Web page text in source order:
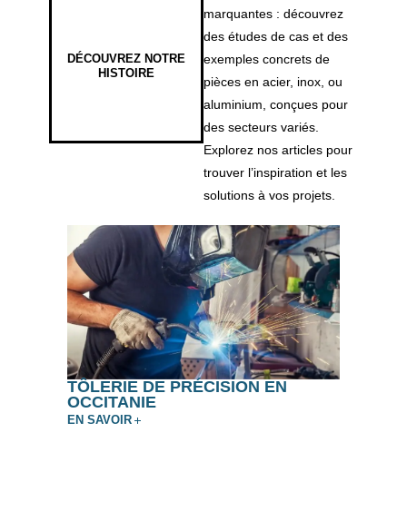
DÉCOUVREZ NOTRE
HISTOIRE
marquantes : découvrez
des études de cas et des
exemples concrets de
pièces en acier, inox, ou
aluminium, conçues pour
des secteurs variés.
Explorez nos articles pour
trouver l’inspiration et les
solutions à vos projets.
TÔLERIE DE PRÉCISION EN
OCCITANIE
EN SAVOIR